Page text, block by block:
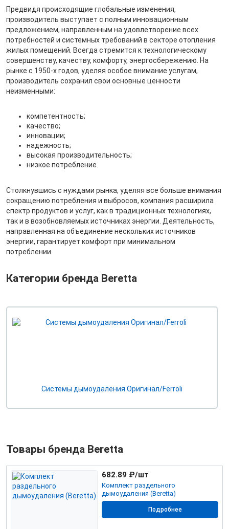
Предвидя происходящие глобальные изменения,
производитель выступает с полным инновационным
предложением, направленным на удовлетворение всех
потребностей и системных требований в секторе отопления
жилых помещений. Всегда стремится к технологическому
совершенству, качеству, комфорту, энергосбережению. На
рынке с 1950-х годов, уделяя особое внимание услугам,
производитель сохранил свои основные ценности
неизменными:
компетентность;
качество;
инновации;
надежность;
высокая производительность;
низкое потребление.
Столкнувшись с нуждами рынка, уделяя все больше внимания
сокращению потребления и выбросов, компания расширила
спектр продуктов и услуг, как в традиционных технологиях,
так и в возобновляемых источниках энергии. Деятельность,
направленная на объединение нескольких источников
энергии, гарантирует комфорт при минимальном
потреблении.
Категории бренда Beretta
Системы дымоудаления Оригинал/Ferroli
Товары бренда Beretta
Комплект раздельного
дымоудаления (Beretta)
682.89 ₽/шт
Подробнее